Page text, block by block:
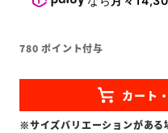
780 ポイント付与
※サイズバリエーションがある